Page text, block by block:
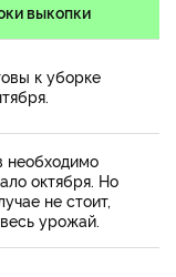
выкопки
к уборке
необходимо
октября. Но
не стоит,
урожай.